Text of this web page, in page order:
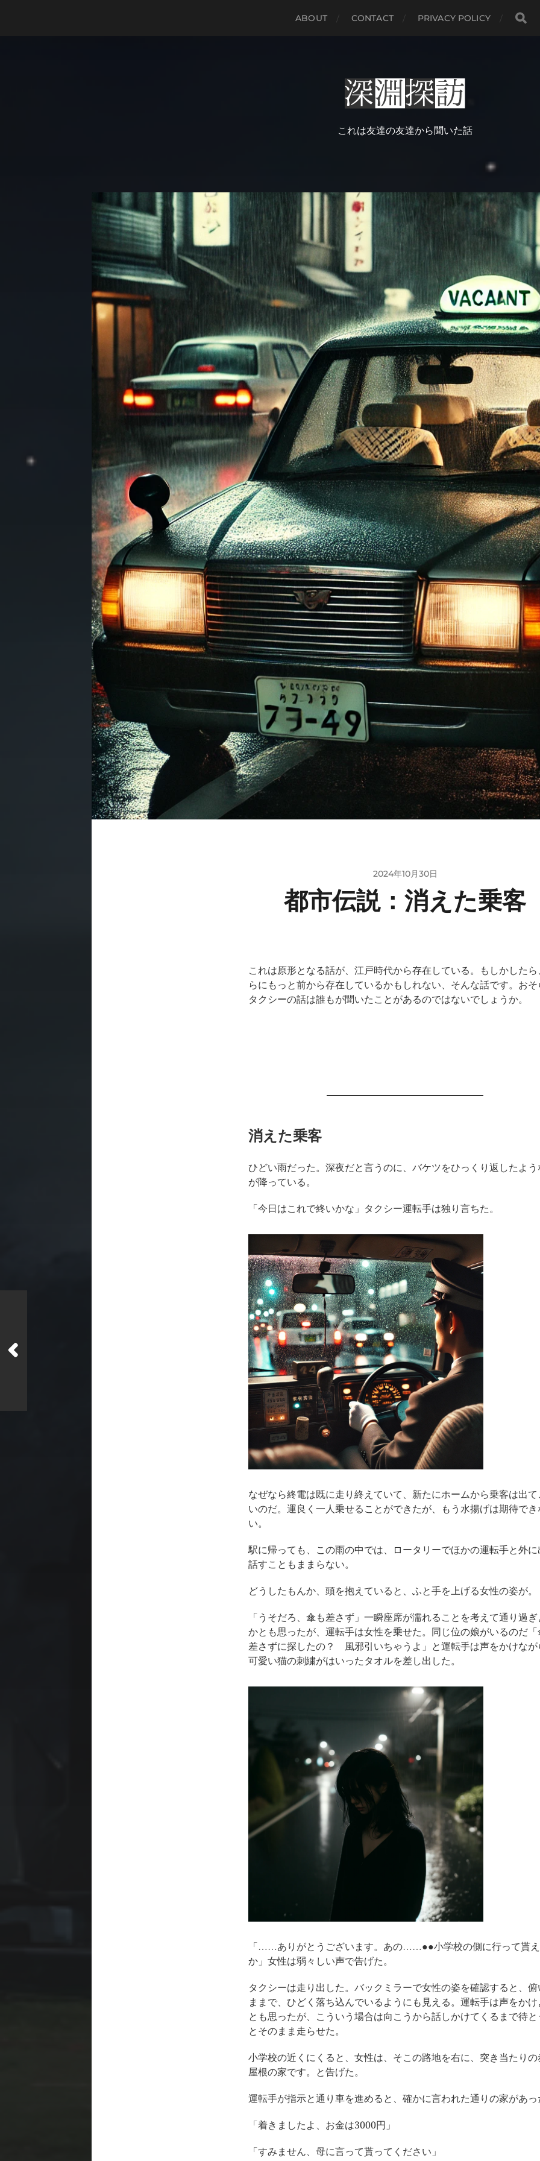
ABOUT CONTACT PRIVACY POLICY
これは友達の友達から聞いた話
2024年10月30日
都市伝説：消えた乗客
これは原形となる話が、江戸時代から存在している。もしかしたら
らにもっと前から存在しているかもしれない、そんな話です。おそ
タクシーの話は誰もが聞いたことがあるのではないでしょうか。
消えた乗客
ひどい雨だった。深夜だと言うのに、バケツをひっくり返したよう
が降っている。
「今日はこれで終いかな」タクシー運転手は独り言ちた。
なぜなら終電は既に走り終えていて、新たにホームから乗客は出て
いのだ。運良く一人乗せることができたが、もう水揚げは期待でき
い。
駅に帰っても、この雨の中では、ロータリーでほかの運転手と外に
話すこともままらない。
どうしたもんか、頭を抱えていると、ふと手を上げる女性の姿が。
「うそだろ、傘も差さず」一瞬座席が濡れることを考えて通り過
かとも思ったが、運転手は女性を乗せた。同じ位の娘がいるのだ「
差さずに探したの？ 風邪引いちゃうよ」と運転手は声をかけなが
可愛い猫の刺繍がはいったタオルを差し出した。
「……ありがとうございます。あの……●●小学校の側に行って貰
か」女性は弱々しい声で告げた。
タクシーは走り出した。バックミラーで女性の姿を確認すると、俯
ままで、ひどく落ち込んでいるようにも見える。運転手は声をかけ
とも思ったが、こういう場合は向こうから話しかけてくるまで待と
とそのまま走らせた。
小学校の近くにくると、女性は、そこの路地を右に、突き当たりの
屋根の家です。と告げた。
運転手が指示と通り車を進めると、確かに言われた通りの家があっ
「着きましたよ、お金は3000円」
「すみません、母に言って貰ってください」